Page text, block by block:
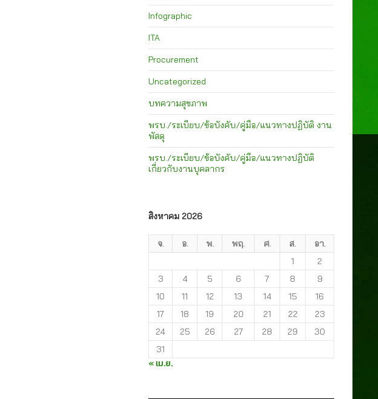
Infographic
ITA
Procurement
Uncategorized
บทความสุขภาพ
พรบ./ระเบียบ/ข้อบังคับ/คู่มือ/แนวทางปฏิบัติ งาน
พัสดุ
พรบ./ระเบียบ/ข้อบังคับ/คู่มือ/แนวทางปฏิบัติ
เกี่ยวกับงานบุคลากร
สิงหาคม 2026
จ. อ. พ. พฤ. ศ. ส.
อา.
1
2
3
4 5 6 7 8
9
10
11 12 13 14 15
16
17
18 19 20 21 22
23
24
25 26 27 28 29
30
31
« เม.ย.